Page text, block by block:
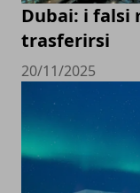
Dubai: i falsi
trasferirsi
20/11/2025